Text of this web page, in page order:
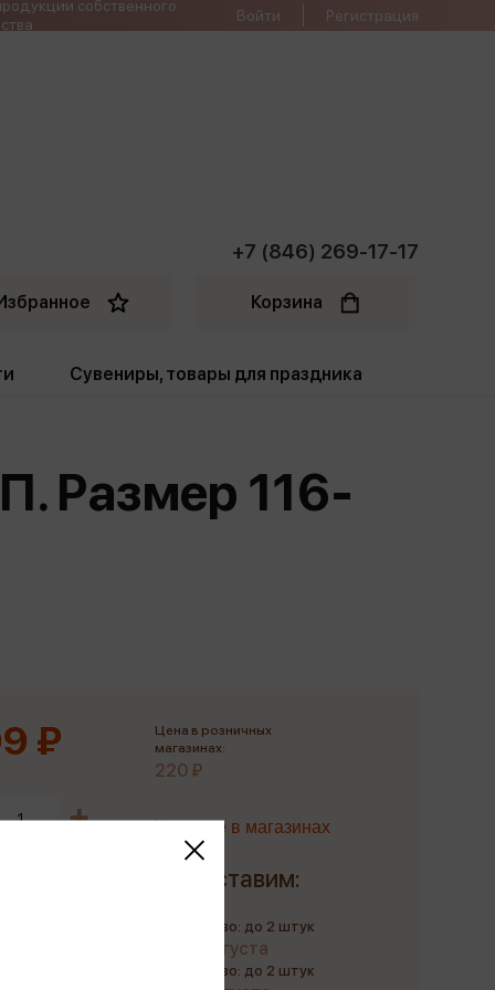
собственного
Войти Регистрация
+7 (846) 269-17-17
Корзина
Сувениры, товары для праздника
Пакеты
Размер 116-
₽
Цена в розничных
магазинах:
220 ₽
Наличие в магазинах
Доставим:
Количество: до 2 штук
до 12 августа
Количество: до 2 штук